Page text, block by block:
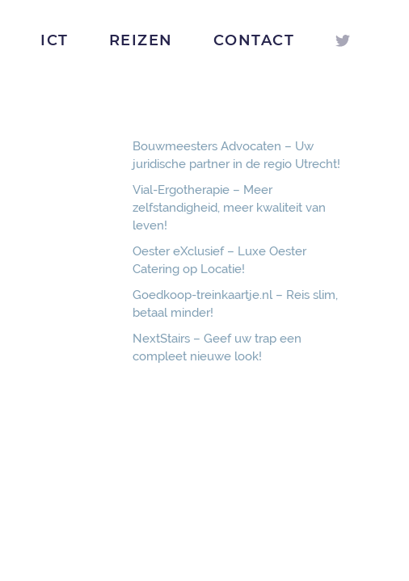
ICT REIZEN CONTACT
Bouwmeesters Advocaten – Uw
juridische partner in de regio Utrecht!
Vial-Ergotherapie – Meer
zelfstandigheid, meer kwaliteit van
leven!
Oester eXclusief – Luxe Oester
Catering op Locatie!
Goedkoop-treinkaartje.nl – Reis slim,
betaal minder!
NextStairs – Geef uw trap een
compleet nieuwe look!